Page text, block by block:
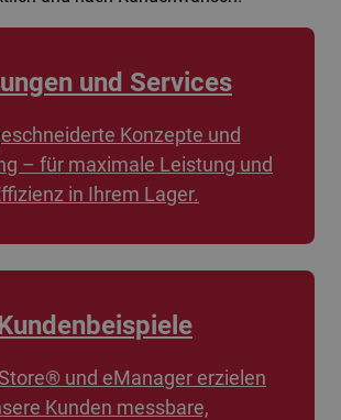
und Services
Konzepte und
– für maximale Leistung und
in Ihrem Lager.
und eManager erzielen
Kunden messbare,